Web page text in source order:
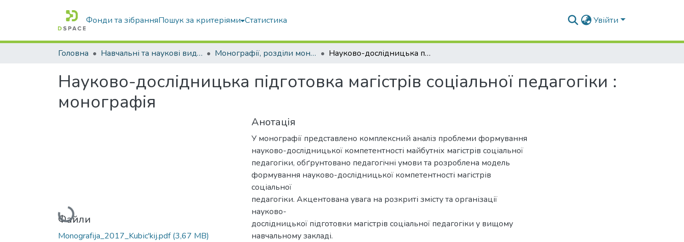
Фонди та зібранняПошук за критеріями Статистика Увійти
Головна Навчальні та наукові видання Монографії, розділи монографій, доповіді Науково-дослідницька підготовка магістрів соціальної педагогіки : монографія
Науково-дослідницька підготовка магістрів соціальної педагогіки :
монографія
Вантажиться...
Файли
Monografіja_2017_Kubіc'kij.pdf(3,67 MB)
Анотація
У монографії представлено комплексний аналіз проблеми формування
науково-дослідницької компетентності майбутніх магістрів соціальної
педагогіки, обґрунтовано педагогічні умови та розроблена модель
формування науково-дослідницької компетентності магістрів
соціальної
педагогіки. Акцентована увага на розкриті змісту та організації
науково-
дослідницької підготовки магістрів соціальної педагогіки у вищому
навчальному закладі.